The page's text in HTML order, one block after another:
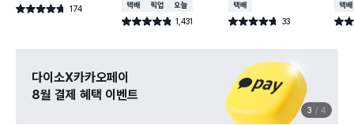
별점 4.7점 174
건 작성
택배배송매장픽업오늘배송
별점 4.8점 1,431
건 작성
택배배송
별점 4.7점 33
건 작성
택배
별점
다이소X카카오페이
8월 결제 혜택 이벤트
3 4